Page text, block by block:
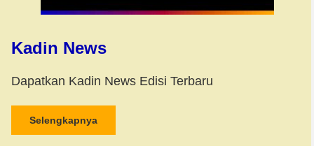
Kadin News
Dapatkan Kadin News Edisi Terbaru
Selengkapnya